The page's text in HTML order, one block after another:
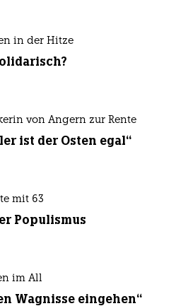
in der Hitze
von Angern zur Rente
ist der Osten egal“
mit 63
Populismus
im All
Wagnisse eingehen“